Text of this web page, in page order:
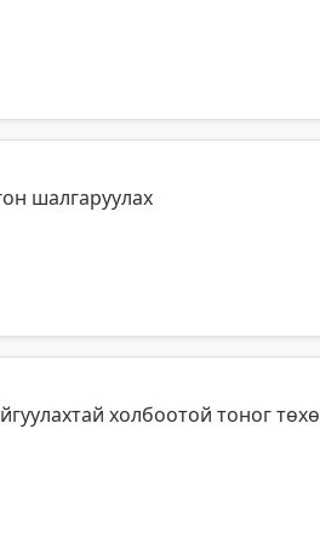
шалгаруулах
холбоотой тоног